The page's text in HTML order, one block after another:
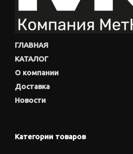
ГЛАВНАЯ
КАТАЛОГ
О компании
Доставка
Новости
Категории товаров